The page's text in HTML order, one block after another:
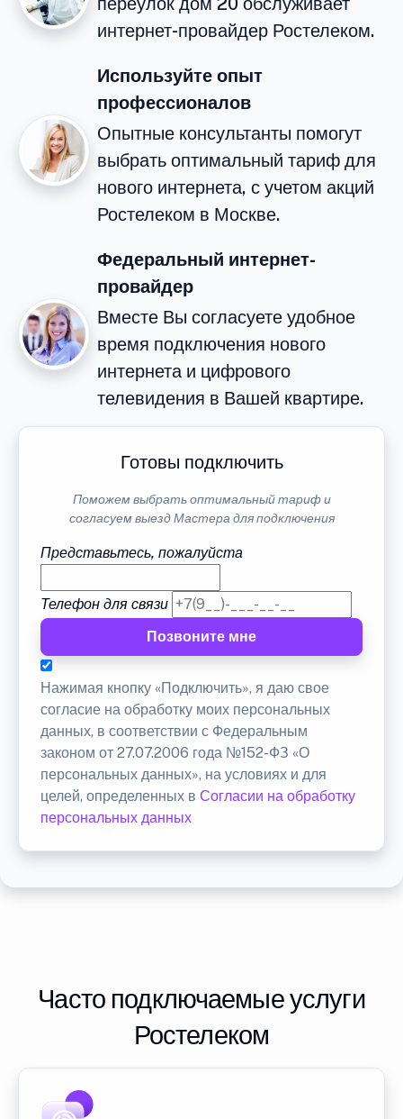
интернет-провайдер Ростелеком.
Используйте опыт
профессионалов
Опытные консультанты помогут
выбрать оптимальный тариф для
нового интернета, с учетом акций
Ростелеком в Москве.
Федеральный интернет-
провайдер
Вместе Вы согласуете удобное
время подключения нового
интернета и цифрового
телевидения в Вашей квартире.
Готовы подключить
Поможем выбрать оптимальный тариф и
согласуем выезд Мастера для подключения
Представьтесь, пожалуйста
Телефон для связи
Позвоните мне
Нажимая кнопку «Подключить», я даю свое
согласие на обработку моих персональных
данных, в соответствии с Федеральным
законом от 27.07.2006 года №152-ФЗ «О
персональных данных», на условиях и для
целей, определенных в Согласии на обработку
персональных данных
Часто подключаемые услуги
Ростелеком